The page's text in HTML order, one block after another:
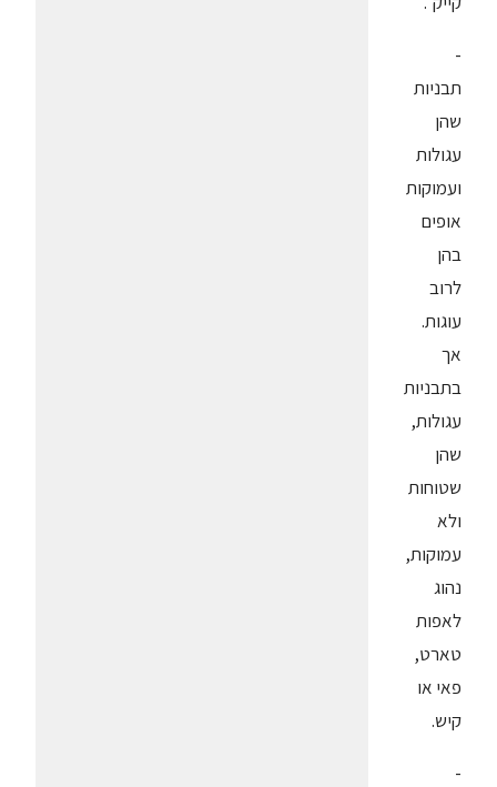
-
תבניות
שהן
עגולות
ועמוקות
אופים
בהן
לרוב
עוגות.
אך
בתבניות
עגולות,
שהן
שטוחות
ולא
עמוקות,
נהוג
לאפות
טארט,
פאי או
קיש.
-